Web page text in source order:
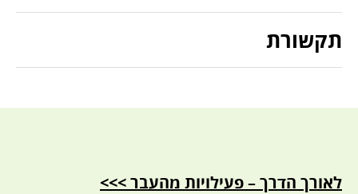
תקשורת
לאורך הדרך – פעילויות מהעבר >>>